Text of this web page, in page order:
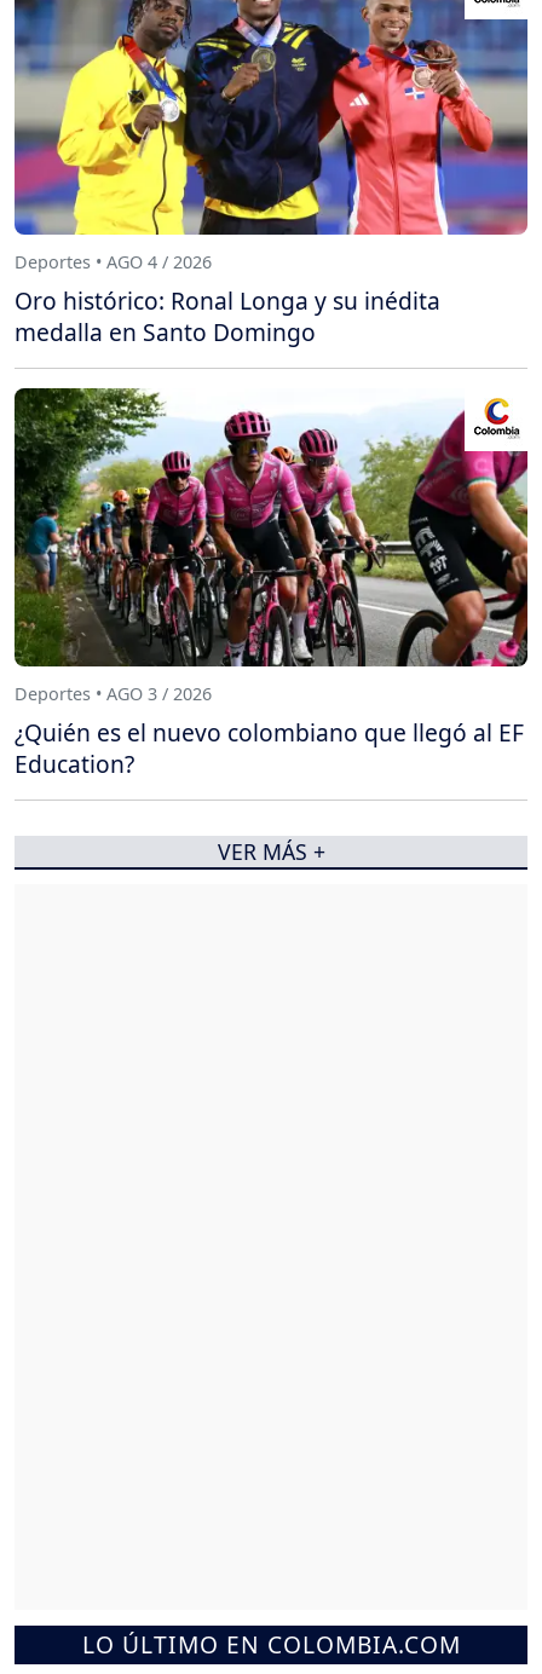
LO ÚLTIMO EN COLOMBIA.COM
Deportes • AGO 4 / 2026
Oro histórico: Ronal Longa y su inédita
medalla en Santo Domingo
Deportes • AGO 3 / 2026
¿Quién es el nuevo colombiano que llegó al EF
Education?
VER MÁS +